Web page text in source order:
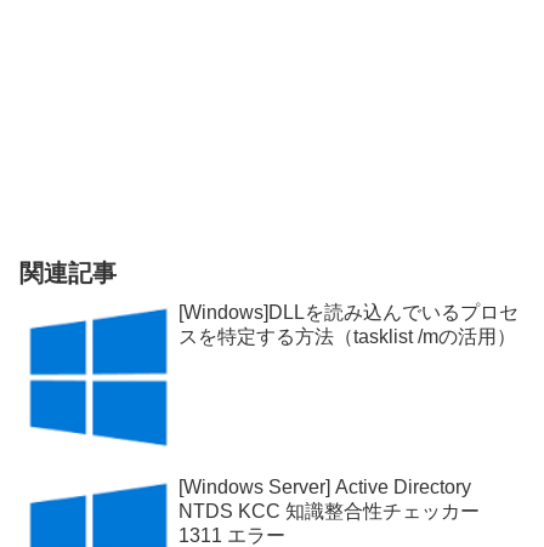
関連記事
[Windows]DLLを読み込んでいるプロセ
スを特定する方法（tasklist /mの活用）
[Windows Server] Active Directory
NTDS KCC 知識整合性チェッカー
1311 エラー